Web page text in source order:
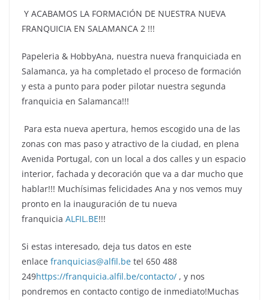
Y ACABAMOS LA FORMACIÓN DE NUESTRA NUEVA
FRANQUICIA EN SALAMANCA 2 !!!
Papeleria & HobbyAna, nuestra nueva franquiciada en
Salamanca, ya ha completado el proceso de formación
y esta a punto para poder pilotar nuestra segunda
franquicia en Salamanca!!!
Para esta nueva apertura, hemos escogido una de las
zonas con mas paso y atractivo de la ciudad, en plena
Avenida Portugal, con un local a dos calles y un espacio
interior, fachada y decoración que va a dar mucho que
hablar!!! Muchísimas felicidades Ana y nos vemos muy
pronto en la inauguración de tu nueva
franquicia ALFIL.BE!!!
Si estas interesado, deja tus datos en este
enlace franquicias@alfil.be tel 650 488
249https://franquicia.alfil.be/contacto/ , y nos
pondremos en contacto contigo de inmediato!Muchas